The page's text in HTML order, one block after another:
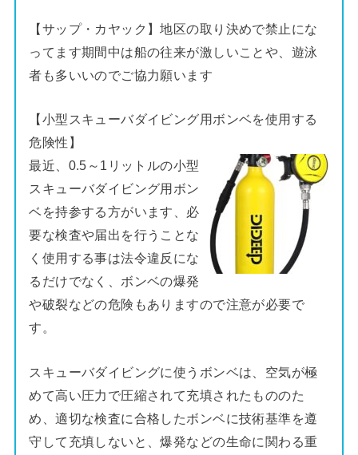
【サップ・カヤック】地区の取り決めで禁止にな
ってます期間中は船の往来が激しいことや、遊泳
者も多いいのでご協力願います
【小型スキューバダイビング用ボンベを使用する
危険性】
最近、0.5～1リットルの小型
スキューバダイビング用ボン
ベを持参する方がいます、必
要な検査や届出を行うことな
く使用する事は法令違反にな
るだけでなく、ボンベの爆発
や破裂などの危険もありますので注意が必要で
す。
スキューバダイビングに使うボンベは、空気が極
めて高い圧力で圧縮されて充填されたもののた
め、適切な検査に合格したボンベに技術基準を遵
守して充填しないと、爆発などの生命に関わる重